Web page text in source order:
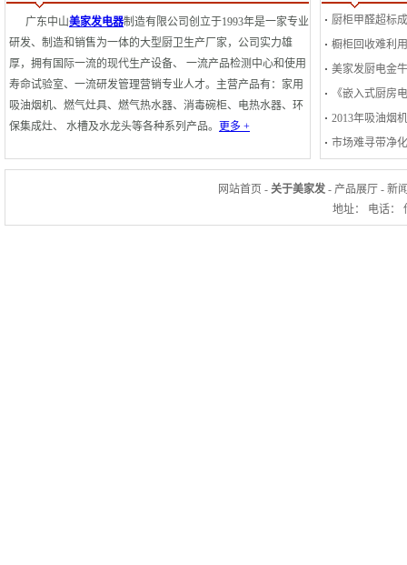
广东中山美家发电器制造有限公司创立于1993年是一家专业
研发、制造和销售为一体的大型厨卫生产厂家，公司实力雄
厚，拥有国际一流的现代生产设备、 一流产品检测中心和使用
寿命试验室、一流研发管理营销专业人才。主营产品有：家用
吸油烟机、燃气灶具、燃气热水器、消毒碗柜、电热水器、环
保集成灶、 水槽及水龙头等各种系列产品。 更多 +
厨柜甲醛超标
橱柜回收难利
美家发厨电金
《嵌入式厨房
2013年吸油烟
市场难寻带净
网站首页 - 关于美家发 - 产品展厅 - 新
地址： 电话：